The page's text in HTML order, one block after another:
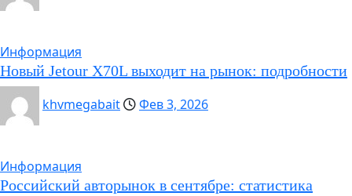
Информация
Новый Jetour X70L выходит на рынок: подробности
khvmegabait
Фев 3, 2026
Информация
Российский авторынок в сентябре: статистика